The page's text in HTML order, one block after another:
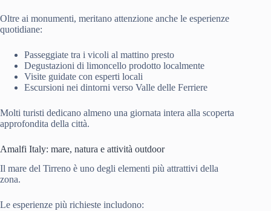
Oltre ai monumenti, meritano attenzione anche le esperienze
quotidiane:
Passeggiate tra i vicoli al mattino presto
Degustazioni di limoncello prodotto localmente
Visite guidate con esperti locali
Escursioni nei dintorni verso Valle delle Ferriere
Molti turisti dedicano almeno una giornata intera alla scoperta
approfondita della città.
Amalfi Italy: mare, natura e attività outdoor
Il mare del Tirreno è uno degli elementi più attrattivi della
zona.
Le esperienze più richieste includono: